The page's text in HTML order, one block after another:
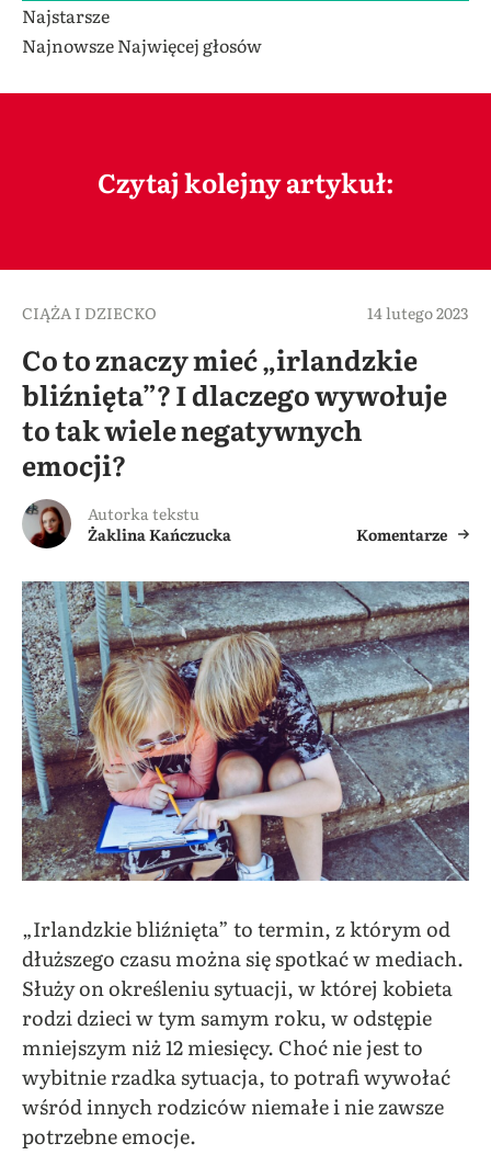
Najstarsze
NajnowszeNajwięcej głosów
Czytaj kolejny artykuł:
CIĄŻA I DZIECKO 14 lutego 2023
Co to znaczy mieć „irlandzkie
bliźnięta”? I dlaczego wywołuje
to tak wiele negatywnych
emocji?
Autorka tekstu
Żaklina Kańczucka
Komentarze
„Irlandzkie bliźnięta” to termin, z którym od
dłuższego czasu można się spotkać w mediach.
Służy on określeniu sytuacji, w której kobieta
rodzi dzieci w tym samym roku, w odstępie
mniejszym niż 12 miesięcy. Choć nie jest to
wybitnie rzadka sytuacja, to potrafi wywołać
wśród innych rodziców niemałe i nie zawsze
potrzebne emocje.